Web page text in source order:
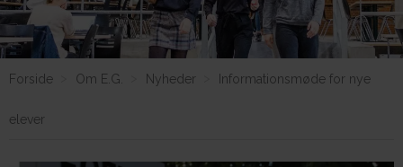
Vores uddannelser
Forside Om E.G. Nyheder Informationsmøde for nye
elever